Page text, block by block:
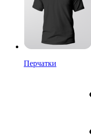
Перчатки